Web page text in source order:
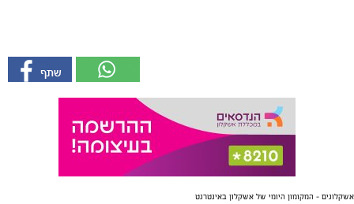
אשקלונים - המקומון היומי של אשקלון באינטרנט